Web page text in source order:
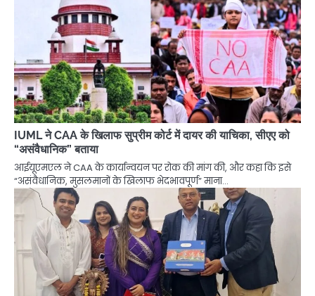
IUML ने CAA के खिलाफ सुप्रीम कोर्ट में दायर की याचिका, सीएए को
“असंवैधानिक” बताया
आईयूएमएल ने CAA के कार्यान्वयन पर रोक की मांग की, और कहा कि इसे
“असंवैधानिक, मुसलमानों के खिलाफ भेदभावपूर्ण” माना…